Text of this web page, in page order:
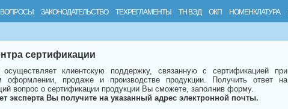
ВОПРОСЫ ЗАКОНОДАТЕЛЬСТВО ТЕХРЕГЛАМЕНТЫ ТН ВЭД ОКП НОМЕНКЛАТУРА
сертификации
клиентскую поддержку, связанную с сертификацией при
оформлении, продаже и производстве продукции. Получить ответ на
вопрос о сертификации продукции Вы сможете, заполнив форму.
эксперта Вы получите на указанный адрес электронной почты.